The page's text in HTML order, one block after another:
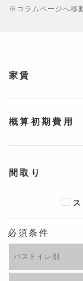
※コラムページへ移
家賃
概算初期費用
間取り
必須条件
バストイレ別